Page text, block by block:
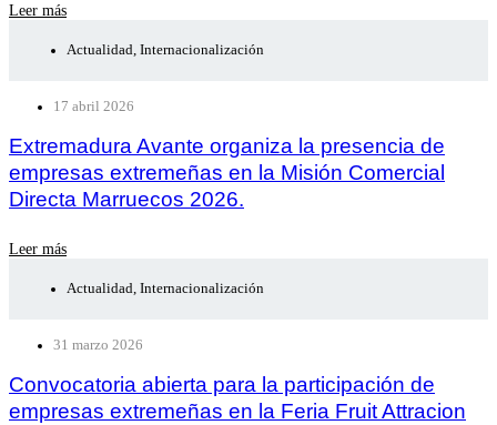
Leer más
Actualidad, Internacionalización
17 abril 2026
Extremadura Avante organiza la presencia de
empresas extremeñas en la Misión Comercial
Directa Marruecos 2026.
Leer más
Actualidad, Internacionalización
31 marzo 2026
Convocatoria abierta para la participación de
empresas extremeñas en la Feria Fruit Attracion